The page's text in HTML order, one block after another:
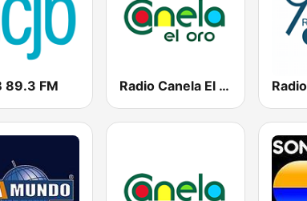
89.3 FM Radio Canela El Oro